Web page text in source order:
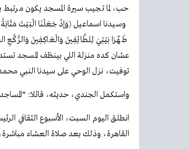
حب، لما تجيب سيرة المسجد يكون مرتبط
وسيدنا اسماعيل (وَإِذْ جَعَلْنَا الْبَيْتَ
طَهِّرَا بَيْتِيَ لِلطَّائِفِينَ وَالْعَاكِفِينَ وَالرُّكَّعِ
عشان كده منزلة اللي بينظف المسجد
توفيت، نزل الوحي على سيدنا النبي محمد
واستكمل الجندي، حديثه، قائلا:
انطلق اليوم السبت، الأسبوع الثقافي
القاهرة، وذلك بعد صلاة العشاء